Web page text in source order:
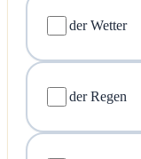
der Wetter
der Regen